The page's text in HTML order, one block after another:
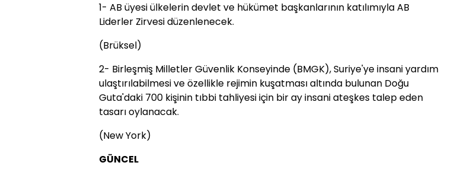
1- AB üyesi ülkelerin devlet ve hükümet başkanlarının katılımıyla AB
Liderler Zirvesi düzenlenecek.
(Brüksel)
2- Birleşmiş Milletler Güvenlik Konseyinde (BMGK), Suriye'ye insani yardım
ulaştırılabilmesi ve özellikle rejimin kuşatması altında bulunan Doğu
Guta'daki 700 kişinin tıbbi tahliyesi için bir ay insani ateşkes talep eden
tasarı oylanacak.
(New York)
GÜNCEL